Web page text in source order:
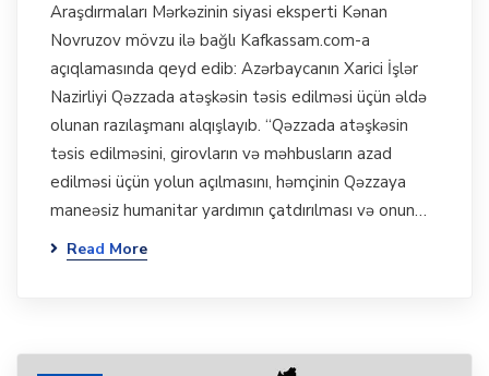
Araşdırmaları Mərkəzinin siyasi eksperti Kənan
Novruzov mövzu ilə bağlı Kafkassam.com-a
açıqlamasında qeyd edib: Azərbaycanın Xarici İşlər
Nazirliyi Qəzzada atəşkəsin təsis edilməsi üçün əldə
olunan razılaşmanı alqışlayıb. “Qəzzada atəşkəsin
təsis edilməsini, girovların və məhbusların azad
edilməsi üçün yolun açılmasını, həmçinin Qəzzaya
maneəsiz humanitar yardımın çatdırılması və onun…
Read More